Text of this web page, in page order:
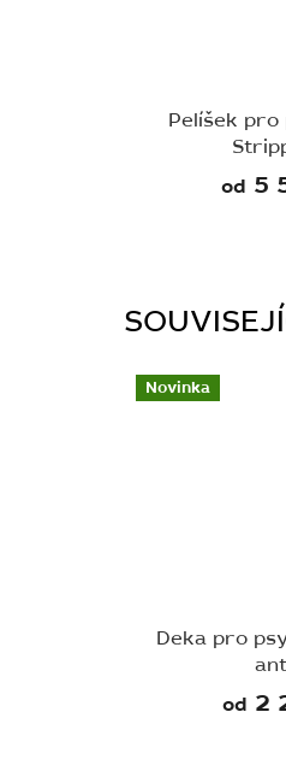
Novinka
Deka pro
od 2
Pelíšek pro
od 5